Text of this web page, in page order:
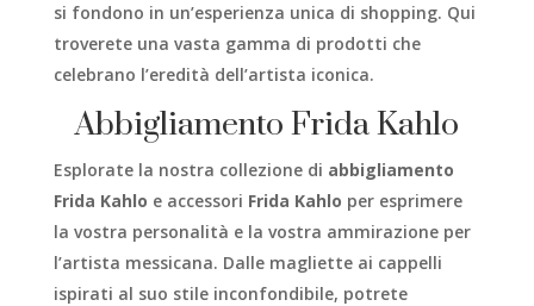
si fondono in un’esperienza unica di shopping. Qui
troverete una vasta gamma di prodotti che
celebrano l’eredità dell’artista iconica.
Abbigliamento Frida Kahlo
Esplorate la nostra collezione di abbigliamento
Frida Kahlo e accessori Frida Kahlo per esprimere
la vostra personalità e la vostra ammirazione per
l’artista messicana. Dalle magliette ai cappelli
ispirati al suo stile inconfondibile, potrete